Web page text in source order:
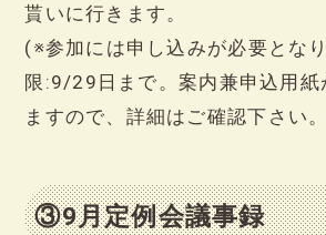
貰いに行きます。
(※参加には申し込みが必要とな
限:9/29日まで。案内兼申込用紙
ますので、詳細はご確認下さい
③9月定例会議事録